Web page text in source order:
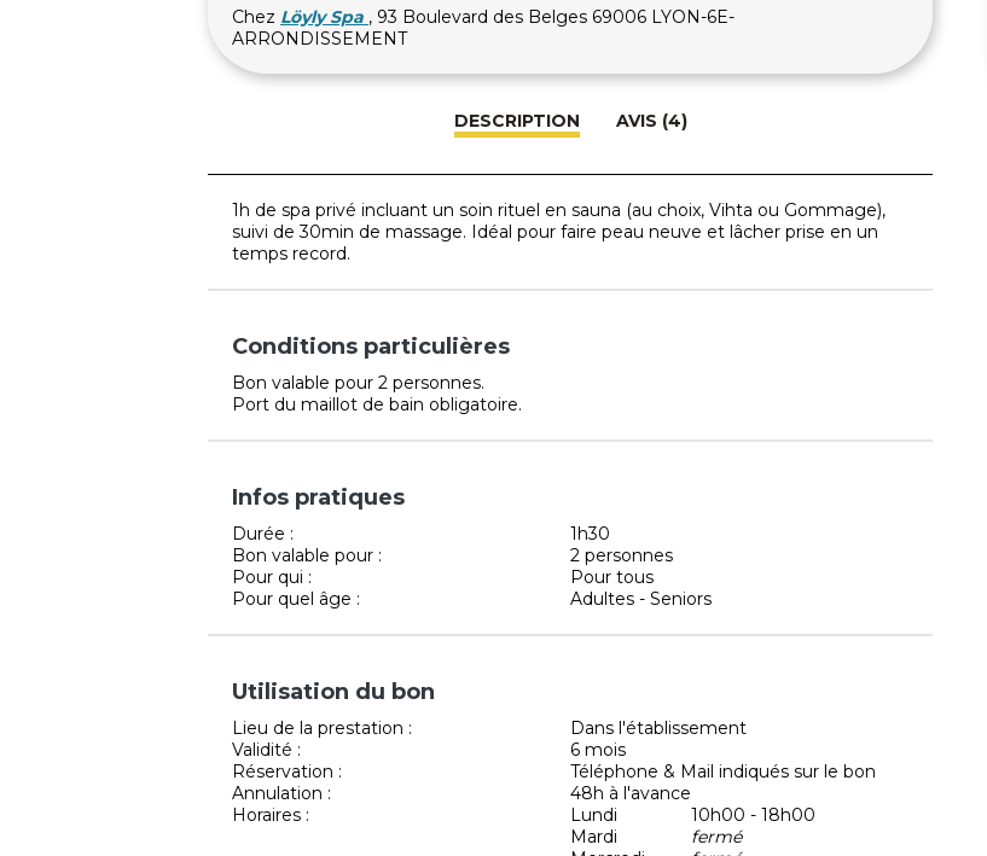
Chez Löyly Spa , 93 Boulevard des Belges 69006 LYON-6E-
ARRONDISSEMENT
DESCRIPTION AVIS (4)
1h de spa privé incluant un soin rituel en sauna (au choix, Vihta ou Gommage),
suivi de 30min de massage. Idéal pour faire peau neuve et lâcher prise en un
temps record.
Conditions particulières
Bon valable pour 2 personnes.
Port du maillot de bain obligatoire.
Infos pratiques
Durée :
1h30
Bon valable pour :
2 personnes
Pour qui :
Pour tous
Pour quel âge :
Adultes - Seniors
Utilisation du bon
Lieu de la prestation :
Dans l'établissement
Validité :
6 mois
Réservation :
Téléphone & Mail indiqués sur le bon
Annulation :
48h à l'avance
Horaires :
Lundi
10h00 - 18h00
Mardi
fermé